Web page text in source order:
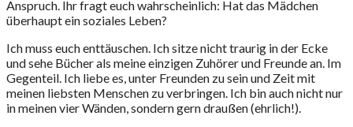
Anspruch. Ihr fragt euch wahrscheinlich: Hat das Mädchen
überhaupt ein soziales Leben?
Ich muss euch enttäuschen. Ich sitze nicht traurig in der Ecke
und sehe Bücher als meine einzigen Zuhörer und Freunde an. Im
Gegenteil. Ich liebe es, unter Freunden zu sein und Zeit mit
meinen liebsten Menschen zu verbringen. Ich bin auch nicht nur
in meinen vier Wänden, sondern gern draußen (ehrlich!).